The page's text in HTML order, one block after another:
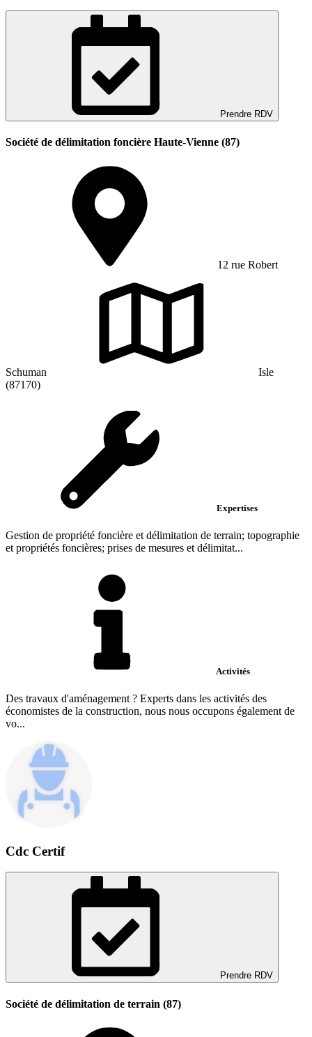
Prendre RDV
Société de délimitation foncière Haute-Vienne (87)
12 rue Robert
Schuman
Isle
(87170)
Expertises
Gestion de propriété foncière et délimitation de terrain; topographie
et propriétés foncières; prises de mesures et délimitat...
Activités
Des travaux d'aménagement ? Experts dans les activités des
économistes de la construction, nous nous occupons également de
vo...
Cdc Certif
Prendre RDV
Société de délimitation de terrain (87)